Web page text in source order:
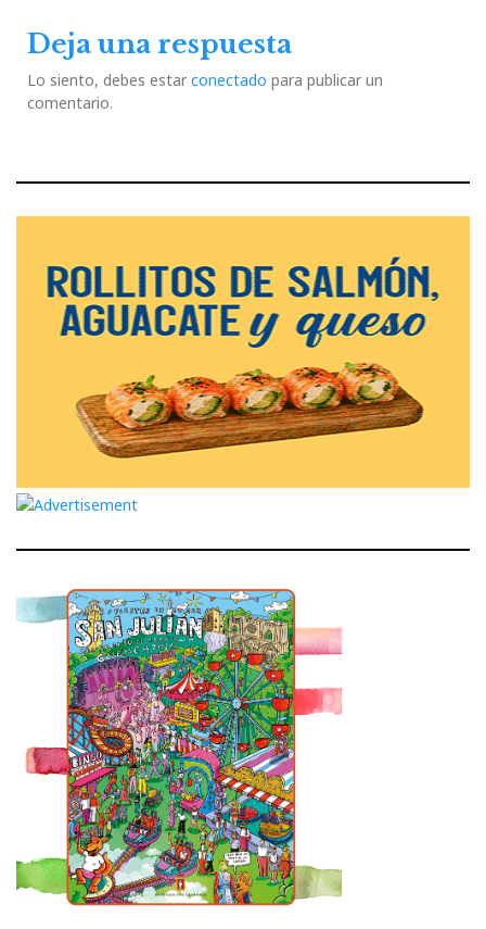
Deja una respuesta
Lo siento, debes estar conectado para publicar un
comentario.